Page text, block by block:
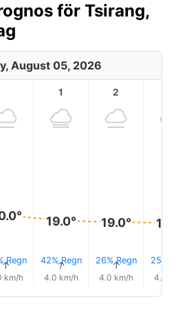
för Tsirang,
August 05, 2026
Regn
↑
km/h
1
19.0°
42% Regn
↑
4.0 km/h
2
19.0°
26% Regn
↑
4.0 km/h
25%
4.0